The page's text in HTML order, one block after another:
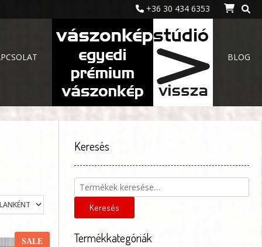
+36 30 434 6353
BLOG
SALE
Keresés
Keresés
a
következőre:
Keresés
Termékkategóriák